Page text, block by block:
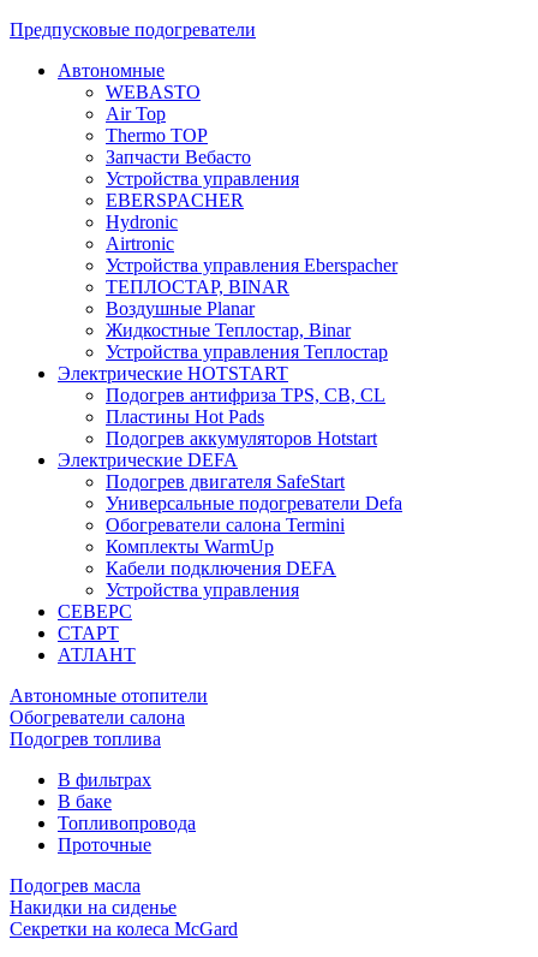
Предпусковые подогреватели
Автономные
WEBASTO
Air Top
Thermo TOP
Запчасти Вебасто
Устройства управления
EBERSPACHER
Hydronic
Airtronic
Устройства управления Eberspacher
ТЕПЛОСТАР, BINAR
Воздушные Planar
Жидкостные Теплостар, Binar
Устройства управления Теплостар
Электрические HOTSTART
Подогрев антифриза TPS, CB, CL
Пластины Hot Pads
Подогрев аккумуляторов Hotstart
Электрические DEFA
Подогрев двигателя SafeStart
Универсальные подогреватели Defa
Обогреватели салона Termini
Комплекты WarmUp
Кабели подключения DEFA
Устройства управления
СЕВЕРС
СТАРТ
АТЛАНТ
Автономные отопители
Обогреватели салона
Подогрев топлива
В фильтрах
В баке
Топливопровода
Проточные
Подогрев масла
Накидки на сиденье
Секретки на колеса McGard